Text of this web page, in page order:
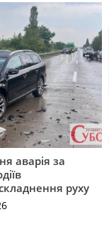
аварія за
руху